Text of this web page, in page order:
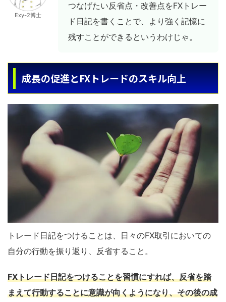
Exy-2博士
つなげたい反省点・改善点をFXトレー
ド日記を書くことで、より強く記憶に
残すことができるというわけじゃ。
成長の促進とFXトレードのスキル向上
トレード日記をつけることは、日々のFX取引においての
自分の行動を振り返り、反省すること。
FXトレード日記をつけることを習慣にすれば、反省を踏
まえて行動することに意識が向くようになり、その後の成